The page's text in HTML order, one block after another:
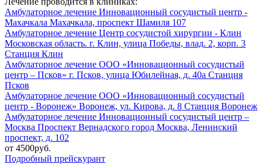
Амбулаторное лечение Инновационный сосудистый центр -
Махачкала Махачкала, проспект Шамиля 107
Амбулаторное лечение Центр сосудистой хирургии - Клин
Московская область. г. Клин, улица Победы, влад. 2, корп. 3
Станция Клин
Амбулаторное лечение ООО «Инновационный сосудистый
центр – Псков» г. Псков, улица Юбилейная, д. 40а Станция
Псков
Амбулаторное лечение ООО «Инновационный сосудистый
центр - Воронеж» Воронеж, ул. Кирова, д. 8 Станция Воронеж
Амбулаторное лечение Инновационный сосудистый центр –
Москва Проспект Вернадского город Москва, Ленинский
проспект, д. 102
от 4500руб.
Подробный прейскурант